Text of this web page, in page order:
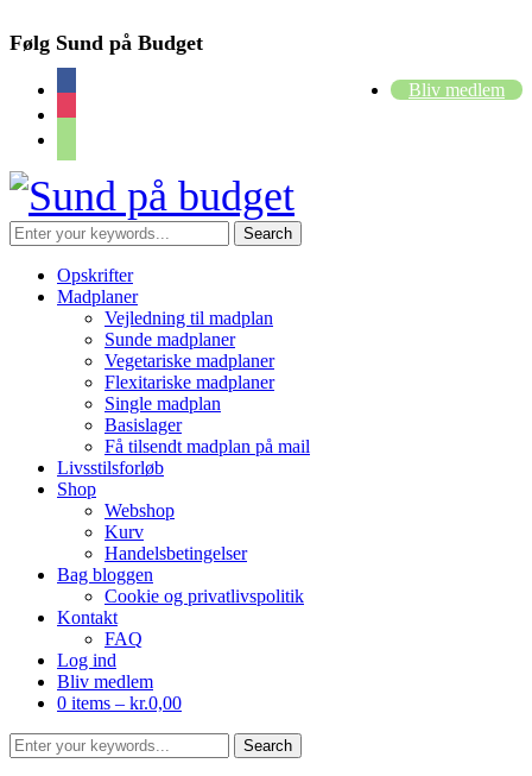
Følg Sund på Budget
Bliv medlem
Opskrifter
Madplaner
Vejledning til madplan
Sunde madplaner
Vegetariske madplaner
Flexitariske madplaner
Single madplan
Basislager
Få tilsendt madplan på mail
Livsstilsforløb
Shop
Webshop
Kurv
Handelsbetingelser
Bag bloggen
Cookie og privatlivspolitik
Kontakt
FAQ
Log ind
Bliv medlem
0 items – kr.0,00